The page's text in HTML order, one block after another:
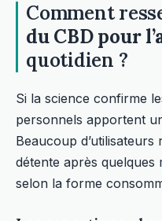
Comment
du CBD pour
quotidien ?
Si la science confirme
personnels apportent
Beaucoup
détente après quelques
selon la forme